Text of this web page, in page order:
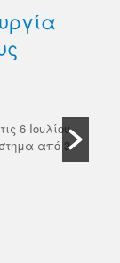
6 Ιουλίου
από 3